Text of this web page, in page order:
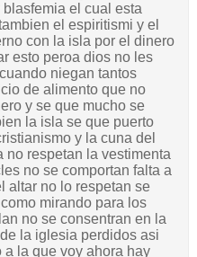
el cual esta
el espiritismi y el
con la isla por el dinero
esto peroa dios no les
niegan tantos
de alimento que no
y se que mucho se
la isla se que puerto
y la cuna del
respetan la vestimenta
no se comportan falta a
altar no lo respetan se
mirando para los
no se consentran en la
la iglesia perdidos asi
la que voy ahora hay